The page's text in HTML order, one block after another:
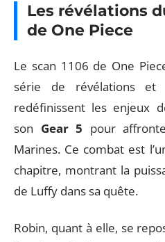
Les révélations
de One Piece
Le scan 1106 de One
série de révélations et
redéfinissent les enjeux
son Gear 5 pour
Marines. Ce combat est
chapitre, montrant la
de Luffy dans sa quête.
Robin, quant à elle, se